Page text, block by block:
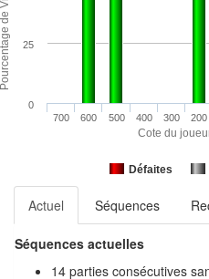
Cote du
Défaites
700 600 500 400 300 200
0
25
Actuel Séquences
Séquences actuelles
14 parties consécutives